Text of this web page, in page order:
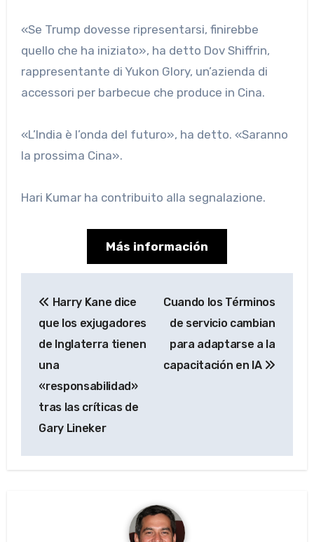
«Se Trump dovesse ripresentarsi, finirebbe
quello che ha iniziato», ha detto Dov Shiffrin,
rappresentante di Yukon Glory, un’azienda di
accessori per barbecue che produce in Cina.
«L’India è l’onda del futuro», ha detto. «Saranno
la prossima Cina».
Hari Kumarha contribuito alla segnalazione.
Más información
de
entradas
Harry Kane dice
que los exjugadores
de Inglaterra tienen
una
«responsabilidad»
tras las críticas de
Gary Lineker
Cuando los Términos
de servicio cambian
para adaptarse a la
capacitación en IA